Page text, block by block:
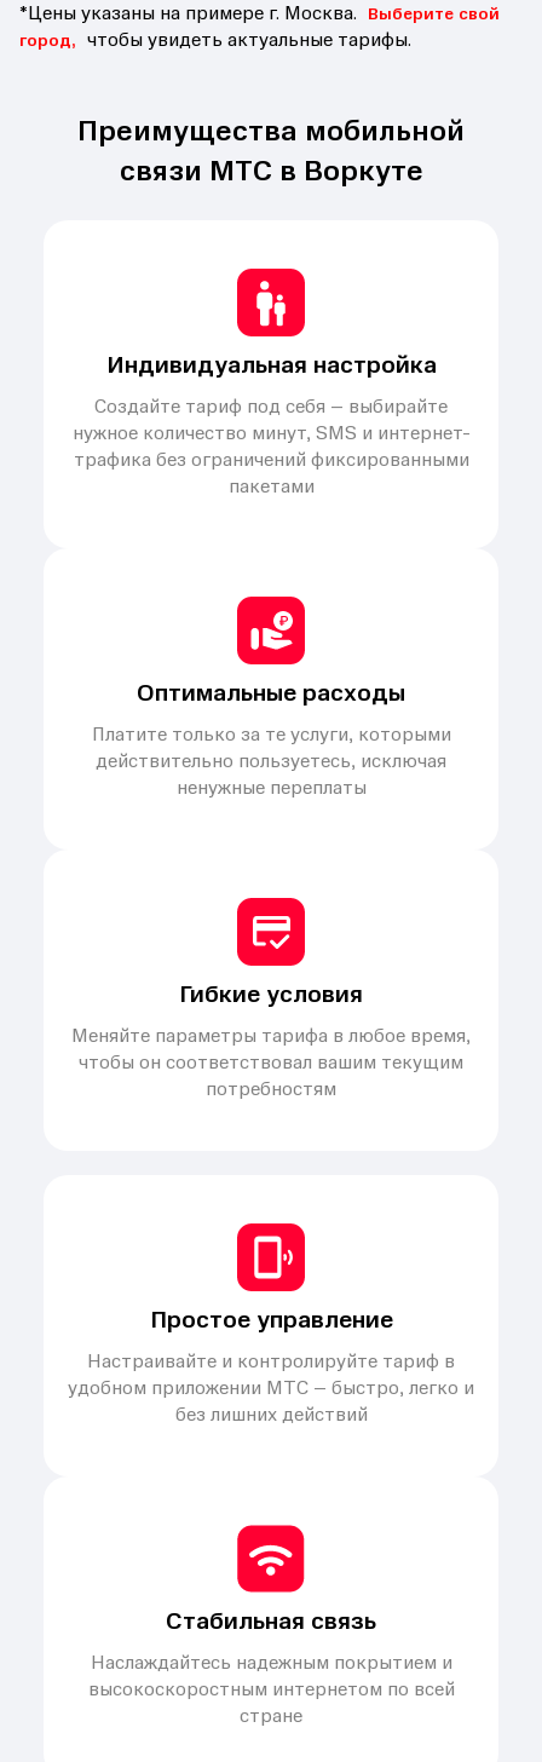
*Цены указаны на примере г. Москва. Выберите свой
город, чтобы увидеть актуальные тарифы.
Преимущества мобильной
связи МТС в Воркуте
Индивидуальная настройка
Создайте тариф под себя – выбирайте
нужное количество минут, SMS и интернет-
трафика без ограничений фиксированными
пакетами
Оптимальные расходы
Платите только за те услуги, которыми
действительно пользуетесь, исключая
ненужные переплаты
Гибкие условия
Меняйте параметры тарифа в любое время,
чтобы он соответствовал вашим текущим
потребностям
Простое управление
Настраивайте и контролируйте тариф в
удобном приложении МТС – быстро, легко и
без лишних действий
Стабильная связь
Наслаждайтесь надежным покрытием и
высокоскоростным интернетом по всей
стране